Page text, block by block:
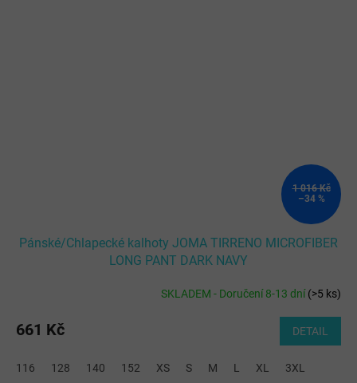
1 016 Kč
–34 %
Pánské/Chlapecké kalhoty JOMA TIRRENO MICROFIBER
LONG PANT DARK NAVY
SKLADEM - Doručení 8-13 dní(>5 ks)
661 Kč DETAIL
116 128 140 152 XS S M L XL 3XL